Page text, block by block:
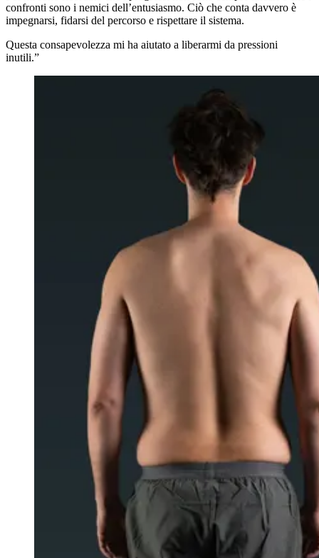
confronti sono i nemici dell’entusiasmo. Ciò che conta davvero è
impegnarsi, fidarsi del percorso e rispettare il sistema.
Questa consapevolezza mi ha aiutato a liberarmi da pressioni
inutili.”